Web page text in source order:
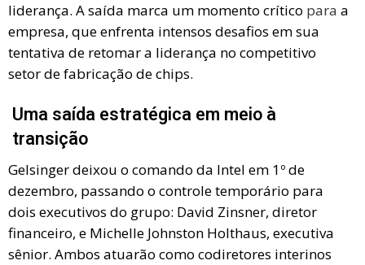
liderança. A saída marca um momento crítico para a
empresa, que enfrenta intensos desafios em sua
tentativa de retomar a liderança no competitivo
setor de fabricação de chips.
Uma saída estratégica em meio à
transição
Gelsinger deixou o comando da Intel em 1º de
dezembro, passando o controle temporário para
dois executivos do grupo: David Zinsner, diretor
financeiro, e Michelle Johnston Holthaus, executiva
sênior. Ambos atuarão como codiretores interinos